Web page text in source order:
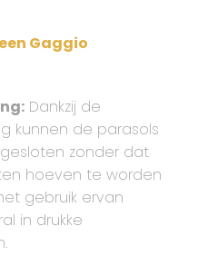
Gaggio
Dankzij de
kunnen de parasols
zonder dat
hoeven te worden
gebruik ervan
in drukke